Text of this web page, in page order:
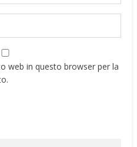
web in questo browser per la